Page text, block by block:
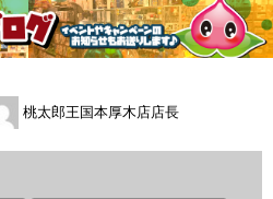
桃太郎王国本厚木店店長